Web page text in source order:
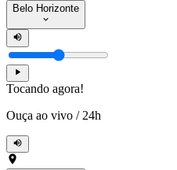
Belo Horizonte
Tocando agora!
Ouça ao vivo / 24h